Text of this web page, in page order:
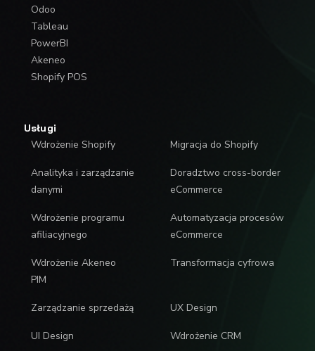
Odoo
Tableau
PowerBI
Akeneo
Shopify POS
Usługi
Wdrożenie Shopify Migracja do Shopify
Analityka i zarządzanie
danymi
Doradztwo cross-border
eCommerce
Wdrożenie programu
afiliacyjnego
Automatyzacja procesów
eCommerce
Wdrożenie Akeneo
PIM
Transformacja cyfrowa
Zarządzanie sprzedażą UX Design
UI Design Wdrożenie CRM